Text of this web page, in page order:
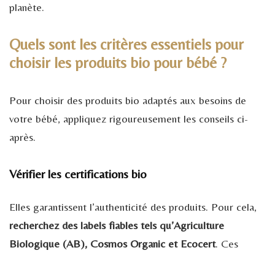
planète.
Quels sont les critères essentiels pour
choisir les produits bio pour bébé ?
Pour choisir des produits bio adaptés aux besoins de
votre bébé, appliquez rigoureusement les conseils ci-
après.
Vérifier les certifications bio
Elles garantissent l’authenticité des produits. Pour cela,
recherchez des labels fiables tels qu’Agriculture
Biologique (AB), Cosmos Organic et Ecocert. Ces